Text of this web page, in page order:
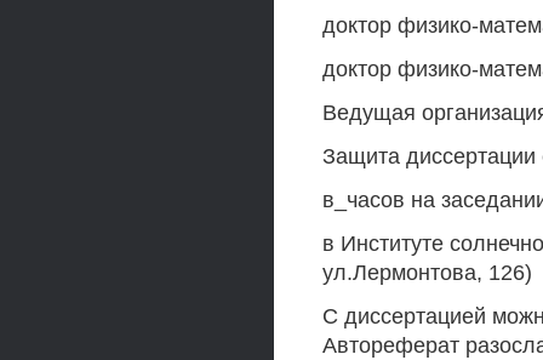
доктор физико-
доктор физико-
Ведущая
Защита диссертации
в_часов на
в Институте
ул.Лермонтова, 126)
С диссертацией
Автореферат